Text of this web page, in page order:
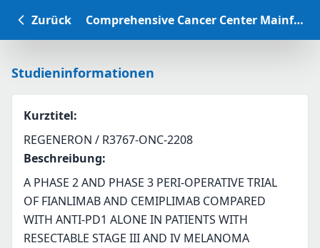
Zurück Comprehensive Cancer Center Mainfranken Studiendatenbank
Studieninformationen
Kurztitel:
REGENERON / R3767-ONC-2208
Beschreibung:
A PHASE 2 AND PHASE 3 PERI-OPERATIVE TRIAL
OF FIANLIMAB AND CEMIPLIMAB COMPARED
WITH ANTI-PD1 ALONE IN PATIENTS WITH
RESECTABLE STAGE III AND IV MELANOMA